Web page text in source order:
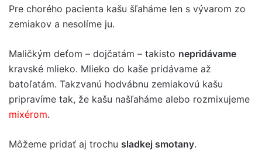
Pre chorého pacienta kašu šľaháme len s vývarom zo
zemiakov a nesolíme ju.
Maličkým deťom – dojčatám – takisto nepridávame
kravské mlieko. Mlieko do kaše pridávame až
batoľatám. Takzvanú hodvábnu zemiakovú kašu
pripravíme tak, že kašu našľaháme alebo rozmixujeme
mixérom.
Môžeme pridať aj trochu sladkej smotany.